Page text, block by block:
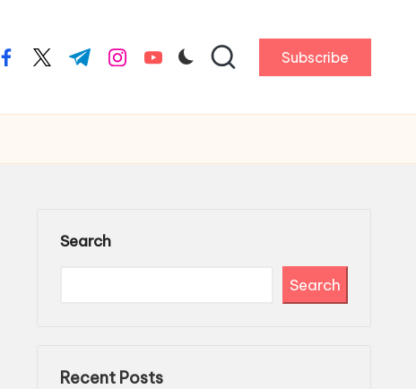
facebook.com
twitter.com
t.me instagram.com
youtube.com Subscribe
Search
Search
Recent Posts